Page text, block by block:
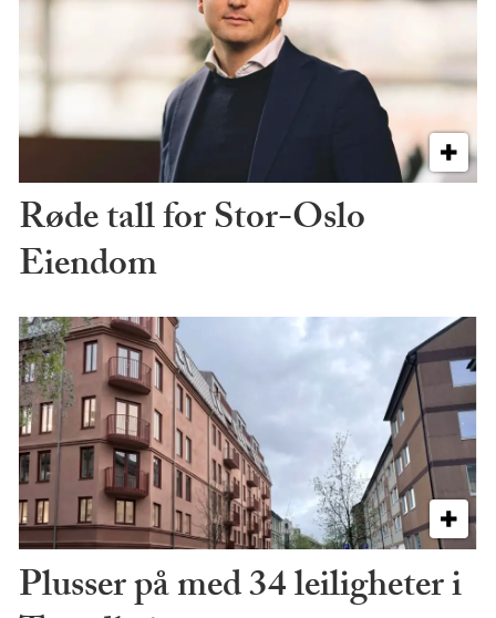
Røde tall for Stor-Oslo
Eiendom
Plusser på med 34 leiligheter i